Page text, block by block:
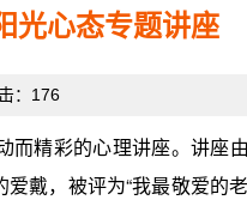
心态专题讲座
： 176
精彩的心理讲座。讲座
戴，被评为“我最敬爱的